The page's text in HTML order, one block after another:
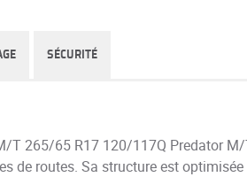
SÉCURITÉ
T 265/65 R17 120/117Q Predator
de routes. Sa structure est